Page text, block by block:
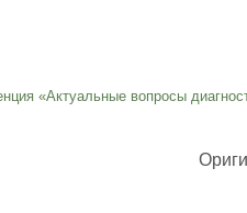
«Актуальные вопросы